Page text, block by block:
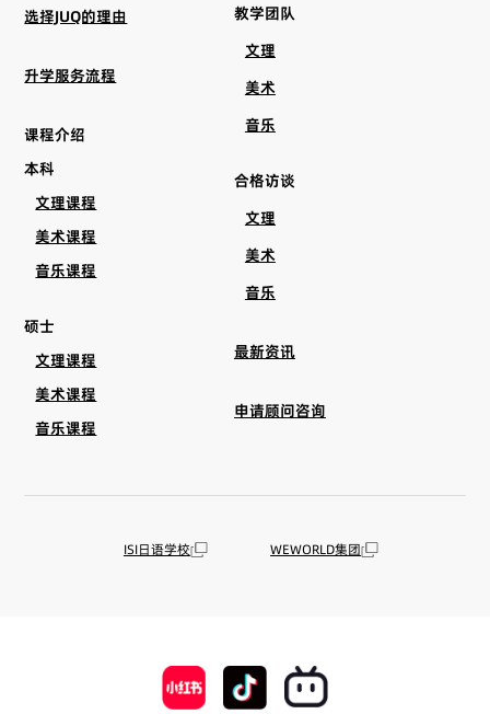
选择JUQ的理由
升学服务流程
课程介绍
本科
文理课程
美术课程
音乐课程
硕士
文理课程
美术课程
音乐课程
教学团队
文理
美术
音乐
合格访谈
文理
美术
音乐
最新资讯
申请顾问咨询
ISI日语学校 WEWORLD集团